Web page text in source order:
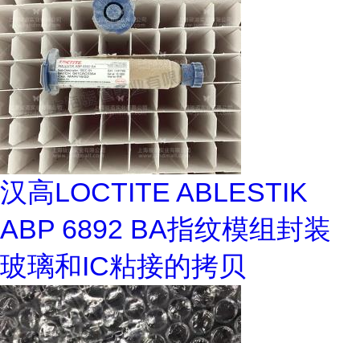
汉高LOCTITE ABLESTIK
ABP 6892 BA指纹模组封装
玻璃和IC粘接的拷贝